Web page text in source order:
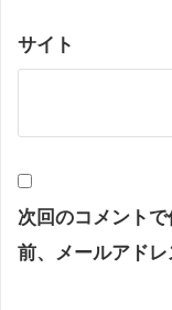
サイト
次回のコメント
前、メールアドレ